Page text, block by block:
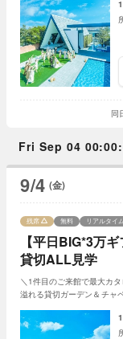
同
Fri Sep 04
9/4 (金)
【平日BIG*3万
貸切ALL見学
残席 無料 リアルタイ
＼1件目のご来館で最大カ
溢れる貸切ガーデン＆チャ